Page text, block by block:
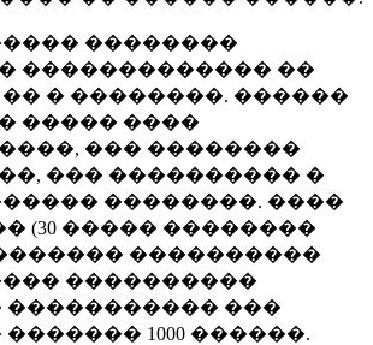
��������
������������� ��
� ��������. ������
����� ����
��� ��������
��� ���������� �
��������. ����
(30 ����� ��������
����������
����������
����������� ���
������� 1000 ������.